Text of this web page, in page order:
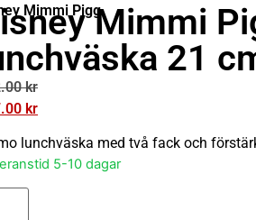
Mimmi PiggMimmi
21
kr
kr
lunchväska med två fack och
5-10 dagar